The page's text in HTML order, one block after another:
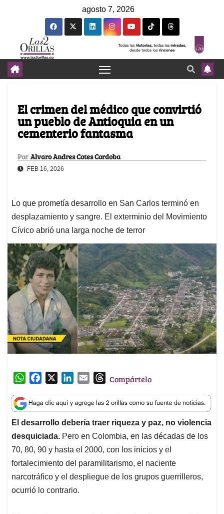
agosto 7, 2026
El crimen del médico que convirtió
un pueblo de Antioquia en un
cementerio fantasma
Por Alvaro Andres Cotes Cordoba
FEB 16, 2026
Lo que prometía desarrollo en San Carlos terminó en
desplazamiento y sangre. El exterminio del Movimiento
Cívico abrió una larga noche de terror
W
a
t
s
A
p
p
c
e
b
o
o
k
n
k
e
d
I
n
a
i
l
T
r
e
a
d
s
Compártelo
El desarrollo debería traer riqueza y paz, no violencia
desquiciada. Pero en Colombia, en las décadas de los
70, 80, 90 y hasta el 2000, con los inicios y el
fortalecimiento del paramilitarismo, el naciente
narcotráfico y el despliegue de los grupos guerrilleros,
ocurrió lo contrario.